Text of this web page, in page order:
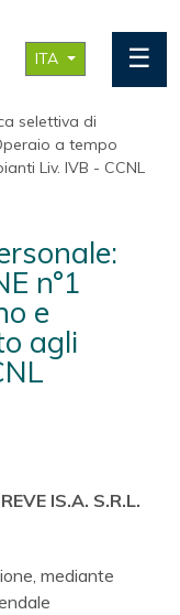
ITA ☰
selettiva di
a tempo
Liv. IVB - CCNL
n°1
e
agli
IS.A. S.R.L.
mediante